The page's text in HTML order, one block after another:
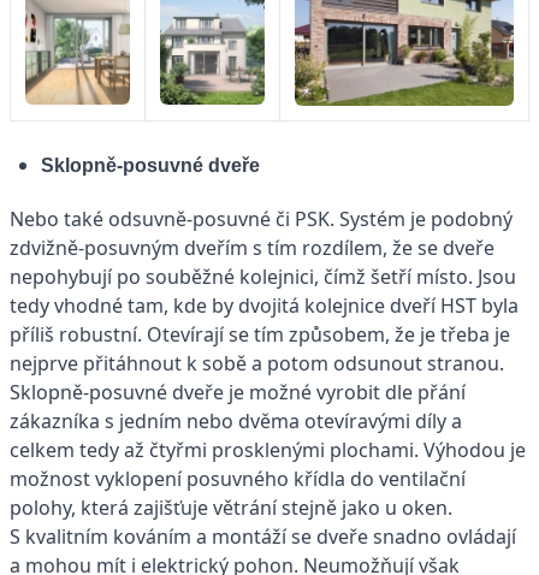
Sklopně-posuvné dveře
Nebo také odsuvně-posuvné či PSK. Systém je podobný
zdvižně-posuvným dveřím s tím rozdílem, že se dveře
nepohybují po souběžné kolejnici, čímž šetří místo. Jsou
tedy vhodné tam, kde by dvojitá kolejnice dveří HST byla
příliš robustní. Otevírají se tím způsobem, že je třeba je
nejprve přitáhnout k sobě a potom odsunout stranou.
Sklopně-posuvné dveře je možné vyrobit dle přání
zákazníka s jedním nebo dvěma otevíravými díly a
celkem tedy až čtyřmi prosklenými plochami. Výhodou je
možnost vyklopení posuvného křídla do ventilační
polohy, která zajišťuje větrání stejně jako u oken.
S kvalitním kováním a montáží se dveře snadno ovládají
a mohou mít i elektrický pohon. Neumožňují však